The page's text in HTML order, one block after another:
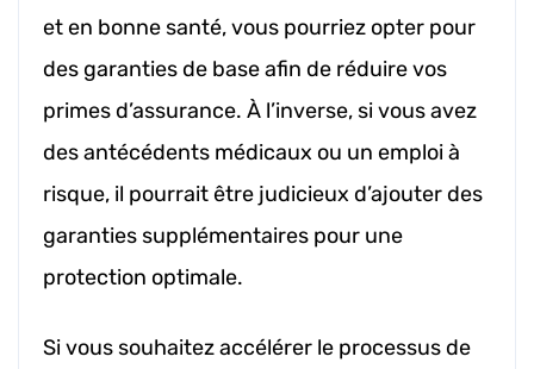
et en bonne santé, vous pourriez opter pour
des garanties de base afin de réduire vos
primes d’assurance. À l’inverse, si vous avez
des antécédents médicaux ou un emploi à
risque, il pourrait être judicieux d’ajouter des
garanties supplémentaires pour une
protection optimale.
Si vous souhaitez accélérer le processus de